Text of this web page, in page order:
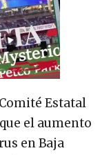
Estatal
el aumento
en Baja